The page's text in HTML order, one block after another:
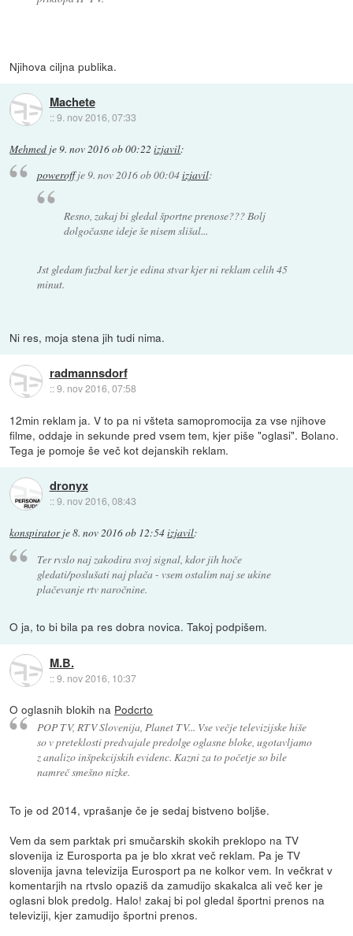
Njihova ciljna publika.
Machete
::9. nov 2016, 07:33
Mehmed je9. nov 2016 ob 00:22 izjavil:
poweroffje9. nov 2016 ob 00:04izjavil:
Resno, zakaj bi gledal športne prenose??? Bolj
dolgočasne ideje še nisem slišal...
Jst gledam fuzbal ker je edina stvar kjer ni reklam celih 45
minut.
Ni res, moja stena jih tudi nima.
radmannsdorf
::9. nov 2016, 07:58
12min reklam ja. V to pa ni všteta samopromocija za vse njihove
filme, oddaje in sekunde pred vsem tem, kjer piše "oglasi". Bolano.
Tega je pomoje še več kot dejanskih reklam.
dronyx
::9. nov 2016, 08:43
konspiratorje8. nov 2016 ob 12:54izjavil:
Ter rvslo naj zakodira svoj signal, kdor jih hoče
gledati/poslušati naj plača - vsem ostalim naj se ukine
plačevanje rtv naročnine.
O ja, to bi bila pa res dobra novica. Takoj podpišem.
M.B.
::9. nov 2016, 10:37
O oglasnih blokih na Podcrto
POP TV, RTV Slovenija, Planet TV... Vse večje televizijske hiše
so v preteklosti predvajale predolge oglasne bloke, ugotavljamo
z analizo inšpekcijskih evidenc. Kazni za to početje so bile
namreč smešno nizke.
To je od 2014, vprašanje če je sedaj bistveno boljše.
Vem da sem parktak pri smučarskih skokih preklopo na TV
slovenija iz Eurosporta pa je blo xkrat več reklam. Pa je TV
slovenija javna televizija Eurosport pa ne kolkor vem. In večkrat v
komentarjih na rtvslo opaziš da zamudijo skakalca ali več ker je
oglasni blok predolg. Halo! zakaj bi pol gledal športni prenos na
televiziji, kjer zamudijo športni prenos.